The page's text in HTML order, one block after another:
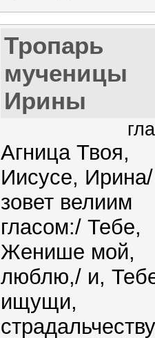
Тропарь
мученицы
Ирины
Агница Твоя,
Иисусе, Ирина/
зовет велиим
гласом:/ Тебе,
Женише мой,
люблю,/ и,
ищущи,